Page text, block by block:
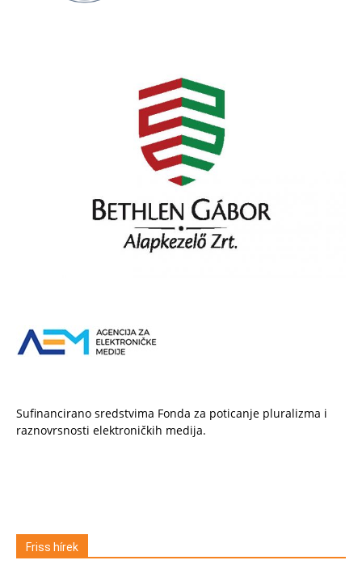
Sufinancirano sredstvima Fonda za poticanje pluralizma i
raznovrsnosti elektroničkih medija.
Friss hírek